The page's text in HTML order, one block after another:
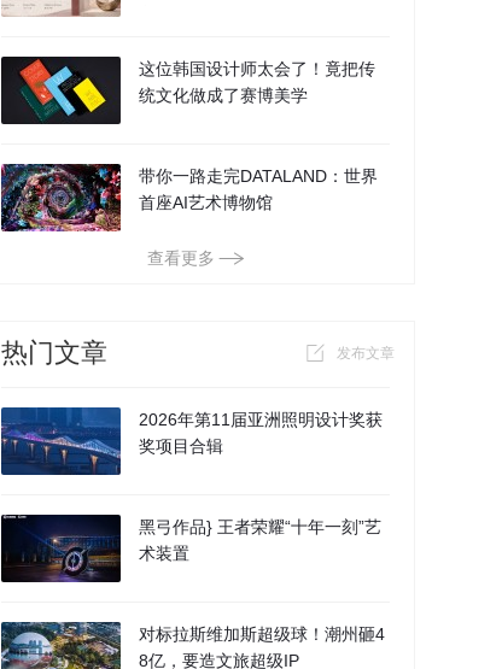
这位韩国设计师太会了！竟把传
统文化做成了赛博美学
带你一路走完DATALAND：世界
首座AI艺术博物馆
查看更多
热门文章 发布文章
2026年第11届亚洲照明设计奖获
奖项目合辑
黑弓作品} 王者荣耀“十年一刻”艺
术装置
对标拉斯维加斯超级球！潮州砸4
8亿，要造文旅超级IP